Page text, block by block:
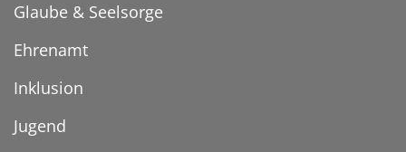
Glaube & Seelsorge
Ehrenamt
Inklusion
Jugend